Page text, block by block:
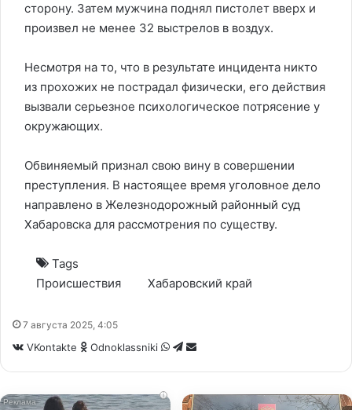
сторону. Затем мужчина поднял пистолет вверх и
произвел не менее 32 выстрелов в воздух.
Несмотря на то, что в результате инцидента никто
из прохожих не пострадал физически, его действия
вызвали серьезное психологическое потрясение у
окружающих.
Обвиняемый признал свою вину в совершении
преступления. В настоящее время уголовное дело
направлено в Железнодорожный районный суд
Хабаровска для рассмотрения по существу.
Tags
Происшествия
Хабаровский край
7 августа 2025, 4:05
VKontakte Odnoklassniki WhatsApp
Telegram
Share
i